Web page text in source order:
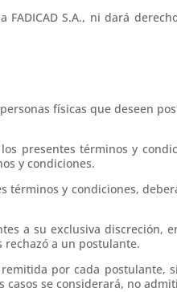
S.A., ni dará
físicas que deseen
presentes términos y
y condiciones.
y condiciones,
a su exclusiva
a un postulante.
por cada postulante,
se considerará, no